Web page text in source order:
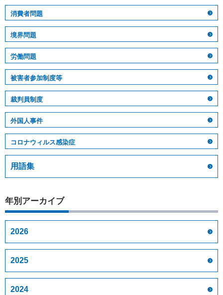
消費者問題
境界問題
労働問題
被害者参加制度等
裁判員制度
外国人事件
コロナウィルス感染症
用語集
年別アーカイブ
2026
2025
2024